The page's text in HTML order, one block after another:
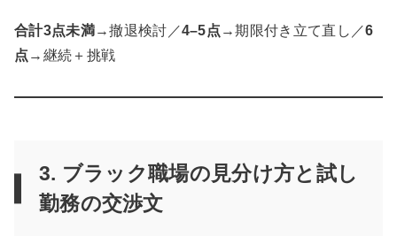
合計3点未満→撤退検討／4–5点 →期限付き立て直し／6
点 →継続＋挑戦
3. ブラック職場の見分け方と試し
勤務の交渉文